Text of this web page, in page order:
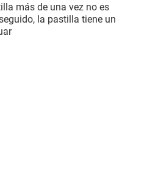
más de una vez no es
la pastilla tiene un